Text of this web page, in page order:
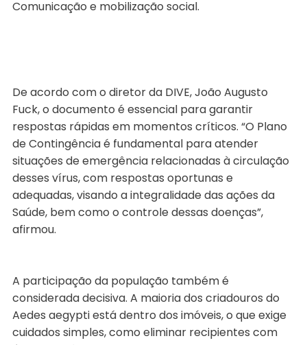
Comunicação e mobilização social.
De acordo com o diretor da DIVE, João Augusto
Fuck, o documento é essencial para garantir
respostas rápidas em momentos críticos. “O Plano
de Contingência é fundamental para atender
situações de emergência relacionadas à circulação
desses vírus, com respostas oportunas e
adequadas, visando a integralidade das ações da
Saúde, bem como o controle dessas doenças”,
afirmou.
A participação da população também é
considerada decisiva. A maioria dos criadouros do
Aedes aegypti está dentro dos imóveis, o que exige
cuidados simples, como eliminar recipientes com